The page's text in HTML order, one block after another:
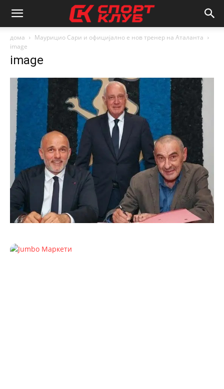
дома
Маурицио Сари и официјално е нов тренер на Аталанта
image
image